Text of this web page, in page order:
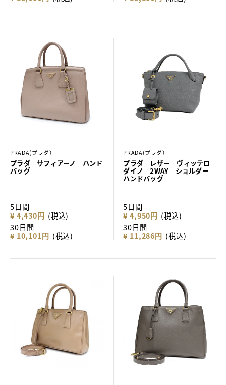
PRADA(プラダ）
プラダ サフィアーノ ハンド
バッグ
5日間
¥ 4,430円 (税込)
30日間
¥ 10,101円 (税込)
PRADA(プラダ）
プラダ レザー ヴィッテロ
ダイノ 2WAY ショルダー
ハンドバッグ
5日間
¥ 4,950円 (税込)
30日間
¥ 11,286円 (税込)